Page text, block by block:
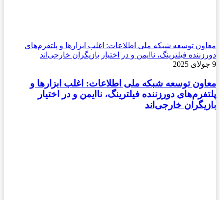
معاون توسعه شبکه ملی اطلاعات: اغلب ابزارها و پلتفرم‌های
دورزننده فیلترینگ، ناایمن و در اختیار بازیگران خارجی‌اند
9 جولای 2025
معاون توسعه شبکه ملی اطلاعات: اغلب ابزارها و
پلتفرم‌های دورزننده فیلترینگ، ناایمن و در اختیار
بازیگران خارجی‌اند